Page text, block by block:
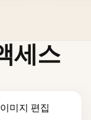
세스
미지 편집